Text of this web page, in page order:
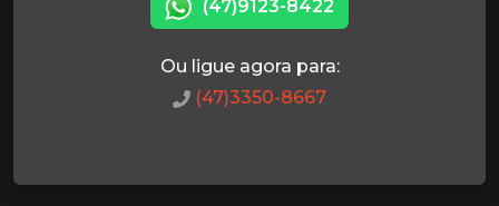
(47)9123-8422
Ou ligue agora para:
(47)3350-8667